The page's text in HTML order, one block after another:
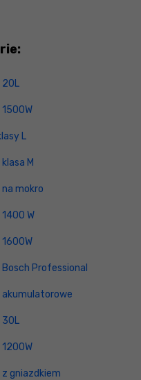
20L
L
M
mokro
W
Professional
akumulatorowe
30L
gniazdkiem